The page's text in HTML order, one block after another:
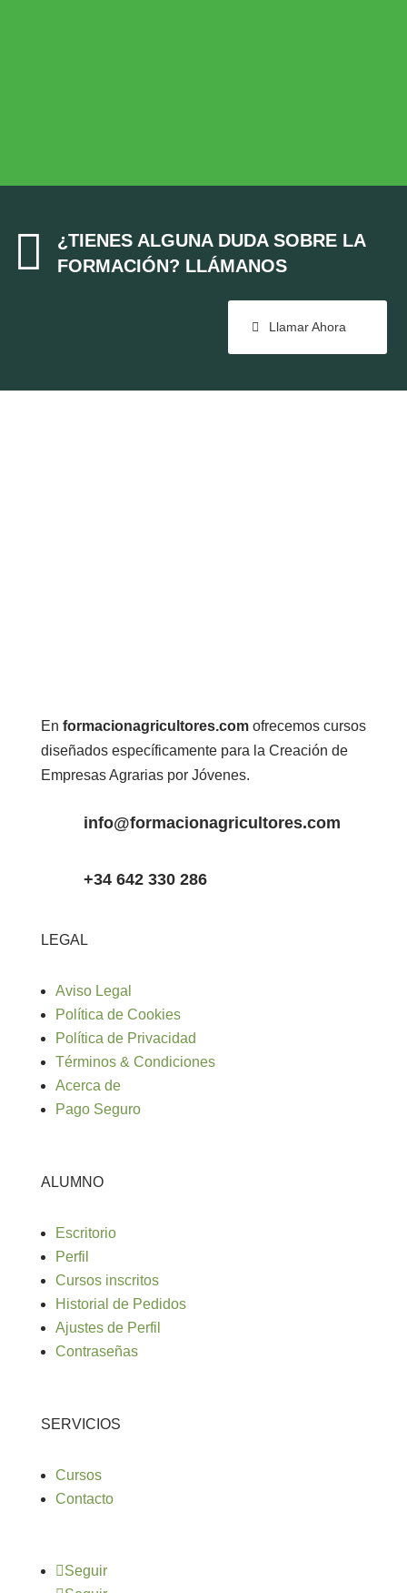

¿TIENES ALGUNA DUDA SOBRE LA
FORMACIÓN? LLÁMANOS
Llamar Ahora
En formacionagricultores.comofrecemos cursos
diseñados específicamente para la Creación de
Empresas Agrarias por Jóvenes.
info@formacionagricultores.com
+34 642 330 286
LEGAL
Aviso Legal
Política de Cookies
Política de Privacidad
Términos & Condiciones
Acerca de
Pago Seguro
ALUMNO
Escritorio
Perfil
Cursos inscritos
Historial de Pedidos
Ajustes de Perfil
Contraseñas
SERVICIOS
Cursos
Contacto
Seguir